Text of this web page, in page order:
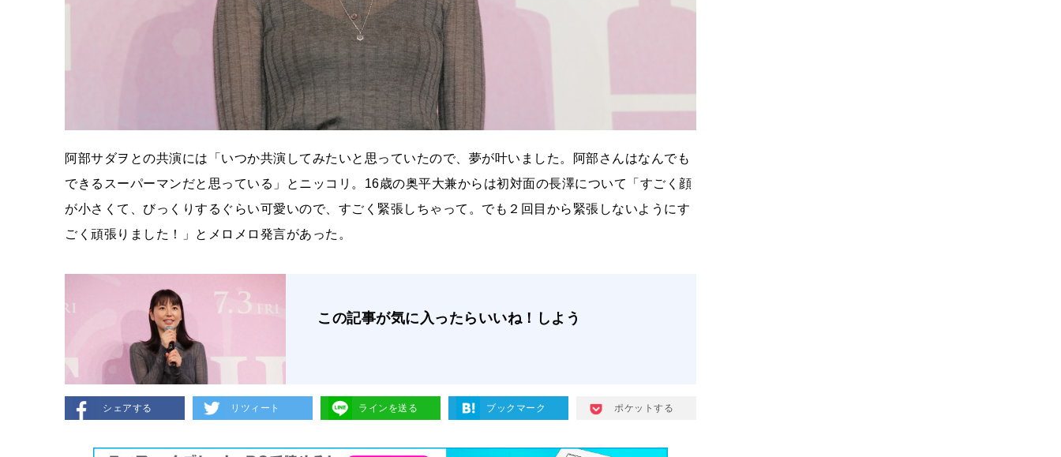
阿部サダヲとの共演には「いつか共演してみたいと思っていたので、夢が叶いました。阿部さんはなんでも
できるスーパーマンだと思っている」とニッコリ。16歳の奥平大兼からは初対面の長澤について「すごく顔
が小さくて、びっくりするぐらい可愛いので、すごく緊張しちゃって。でも２回目から緊張しないようにす
ごく頑張りました！」とメロメロ発言があった。
この記事が気に入ったらいいね！しよう
シェアする リツィート ラインを送る ブックマーク ポケットする